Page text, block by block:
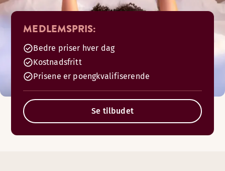
MEDLEMSPRIS:
Bedre priser hver dag
Kostnadsfritt
Prisene er poengkvalifiserende
Se tilbudet